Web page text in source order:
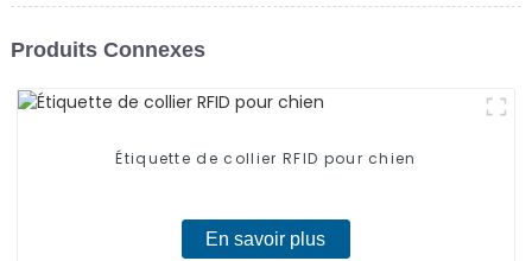
Produits Connexes
Étiquette de collier RFID pour chien
En savoir plus